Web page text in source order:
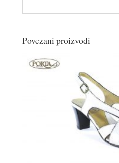
Povezani proizvodi